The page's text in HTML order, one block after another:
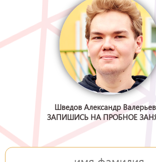
Шведов Александр
ЗАПИШИСЬ НА ПРОБНОЕ